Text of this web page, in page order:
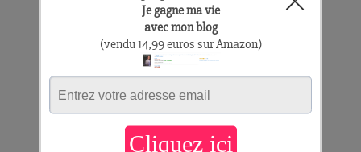
succès par le
créateur de
Dilbert